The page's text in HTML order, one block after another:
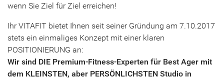
wenn Sie Ziel für Ziel erreichen!
Ihr VITAFIT bietet Ihnen seit seiner Gründung am 7.10.2017
stets ein einmaliges Konzept mit einer klaren
POSITIONIERUNG an:
Wir sind DIE Premium-Fitness-Experten für Best Ager mit
dem KLEINSTEN, aber PERSÖNLICHSTEN Studio in